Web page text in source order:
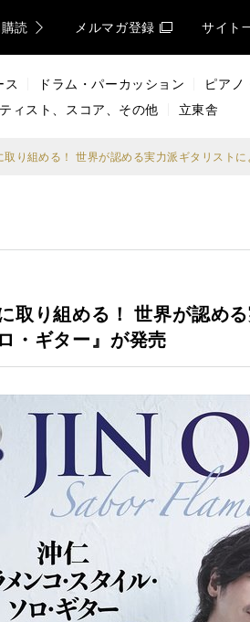
読 メルマガ登録 サイト
ス ドラム・パーカッション ピアノ
ィスト、スコア、その他 立東舎
取り組める！ 世界が認め
・ギター』が発売